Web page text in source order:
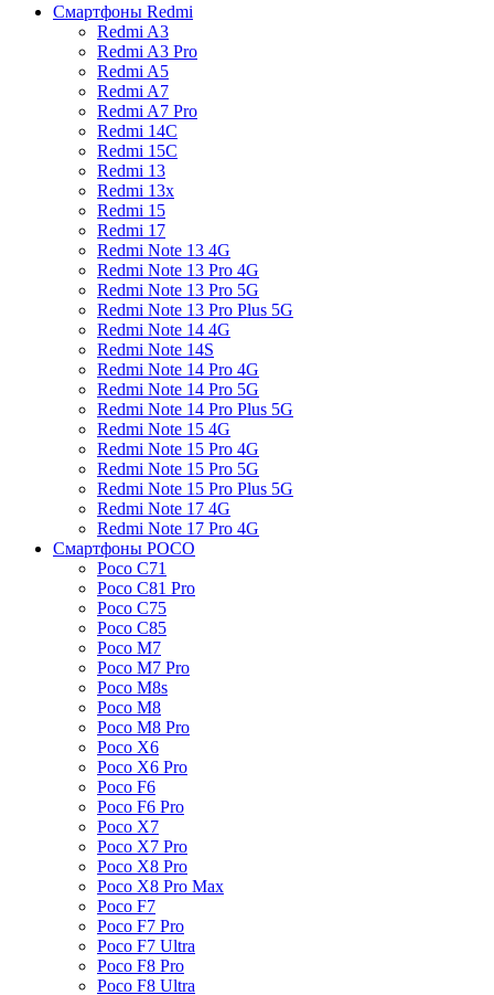
Смартфоны Redmi
Redmi A3
Redmi A3 Pro
Redmi A5
Redmi A7
Redmi A7 Pro
Redmi 14C
Redmi 15C
Redmi 13
Redmi 13x
Redmi 15
Redmi 17
Redmi Note 13 4G
Redmi Note 13 Pro 4G
Redmi Note 13 Pro 5G
Redmi Note 13 Pro Plus 5G
Redmi Note 14 4G
Redmi Note 14S
Redmi Note 14 Pro 4G
Redmi Note 14 Pro 5G
Redmi Note 14 Pro Plus 5G
Redmi Note 15 4G
Redmi Note 15 Pro 4G
Redmi Note 15 Pro 5G
Redmi Note 15 Pro Plus 5G
Redmi Note 17 4G
Redmi Note 17 Pro 4G
Смартфоны POCO
Poco C71
Poco C81 Pro
Poco C75
Poco C85
Poco M7
Poco M7 Pro
Poco M8s
Poco M8
Poco M8 Pro
Poco X6
Poco X6 Pro
Poco F6
Poco F6 Pro
Poco X7
Poco X7 Pro
Poco X8 Pro
Poco X8 Pro Max
Poco F7
Poco F7 Pro
Poco F7 Ultra
Poco F8 Pro
Poco F8 Ultra